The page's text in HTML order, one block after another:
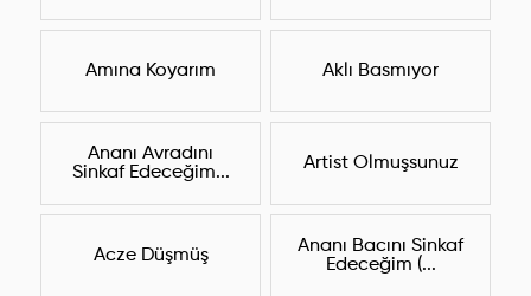
Amına Koyarım Aklı Basmıyor
Ananı Avradını
Sinkaf Edeceğim...
Artist Olmuşsunuz
Acze Düşmüş
Ananı Bacını Sinkaf
Edeceğim (...